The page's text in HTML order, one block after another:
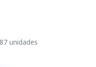
unidades